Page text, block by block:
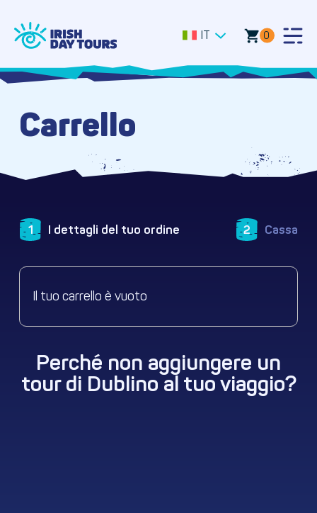
IT 0
Carrello
1 I dettagli del tuo ordine 2 Cassa
Il tuo carrello è vuoto
Perché non aggiungere un
tour di Dublino al tuo viaggio?